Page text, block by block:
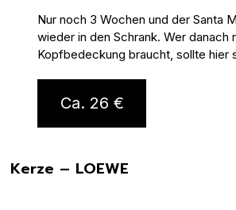
Nur noch 3 Wochen und der Santa
wieder in den Schrank. Wer danach
Kopfbedeckung braucht, sollte hier
Ca. 26 €
Kerze – LOEWE